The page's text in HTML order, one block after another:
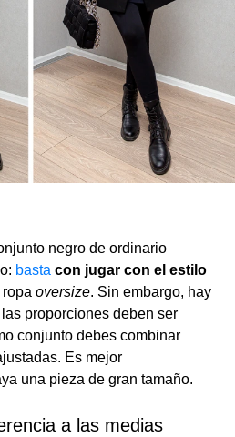
negro de ordinario
basta con jugar con el estilo
oversize. Sin embargo, hay
proporciones deben ser
conjunto debes combinar
Es mejor
una pieza de gran tamaño.
a las medias